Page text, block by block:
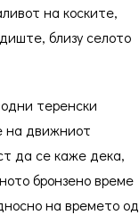
на коските,
близу селото
теренски
на движниот
да се каже дека,
бронзено време
на времето од